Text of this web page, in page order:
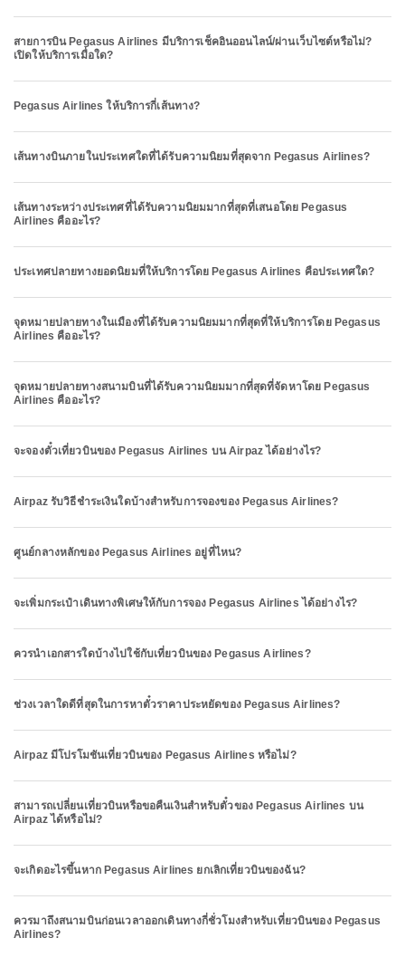
สายการบิน Pegasus Airlines มีบริการเช็คอินออนไลน์/ผ่านเว็บไซต์หรือไม่?
เปิดให้บริการเมื่อใด?
Pegasus Airlines ให้บริการกี่เส้นทาง?
เส้นทางบินภายในประเทศใดที่ได้รับความนิยมที่สุดจาก Pegasus Airlines?
เส้นทางระหว่างประเทศที่ได้รับความนิยมมากที่สุดที่เสนอโดย Pegasus
Airlines คืออะไร?
ประเทศปลายทางยอดนิยมที่ให้บริการโดย Pegasus Airlines คือประเทศใด?
จุดหมายปลายทางในเมืองที่ได้รับความนิยมมากที่สุดที่ให้บริการโดย Pegasus
Airlines คืออะไร?
จุดหมายปลายทางสนามบินที่ได้รับความนิยมมากที่สุดที่จัดหาโดย Pegasus
Airlines คืออะไร?
จะจองตั๋วเที่ยวบินของ Pegasus Airlines บน Airpaz ได้อย่างไร?
Airpaz รับวิธีชำระเงินใดบ้างสำหรับการจองของ Pegasus Airlines?
ศูนย์กลางหลักของ Pegasus Airlines อยู่ที่ไหน?
จะเพิ่มกระเป๋าเดินทางพิเศษให้กับการจอง Pegasus Airlines ได้อย่างไร?
ควรนำเอกสารใดบ้างไปใช้กับเที่ยวบินของ Pegasus Airlines?
ช่วงเวลาใดดีที่สุดในการหาตั๋วราคาประหยัดของ Pegasus Airlines?
Airpaz มีโปรโมชันเที่ยวบินของ Pegasus Airlines หรือไม่?
สามารถเปลี่ยนเที่ยวบินหรือขอคืนเงินสำหรับตั๋วของ Pegasus Airlines บน
Airpaz ได้หรือไม่?
จะเกิดอะไรขึ้นหาก Pegasus Airlines ยกเลิกเที่ยวบินของฉัน?
ควรมาถึงสนามบินก่อนเวลาออกเดินทางกี่ชั่วโมงสำหรับเที่ยวบินของ Pegasus
Airlines?